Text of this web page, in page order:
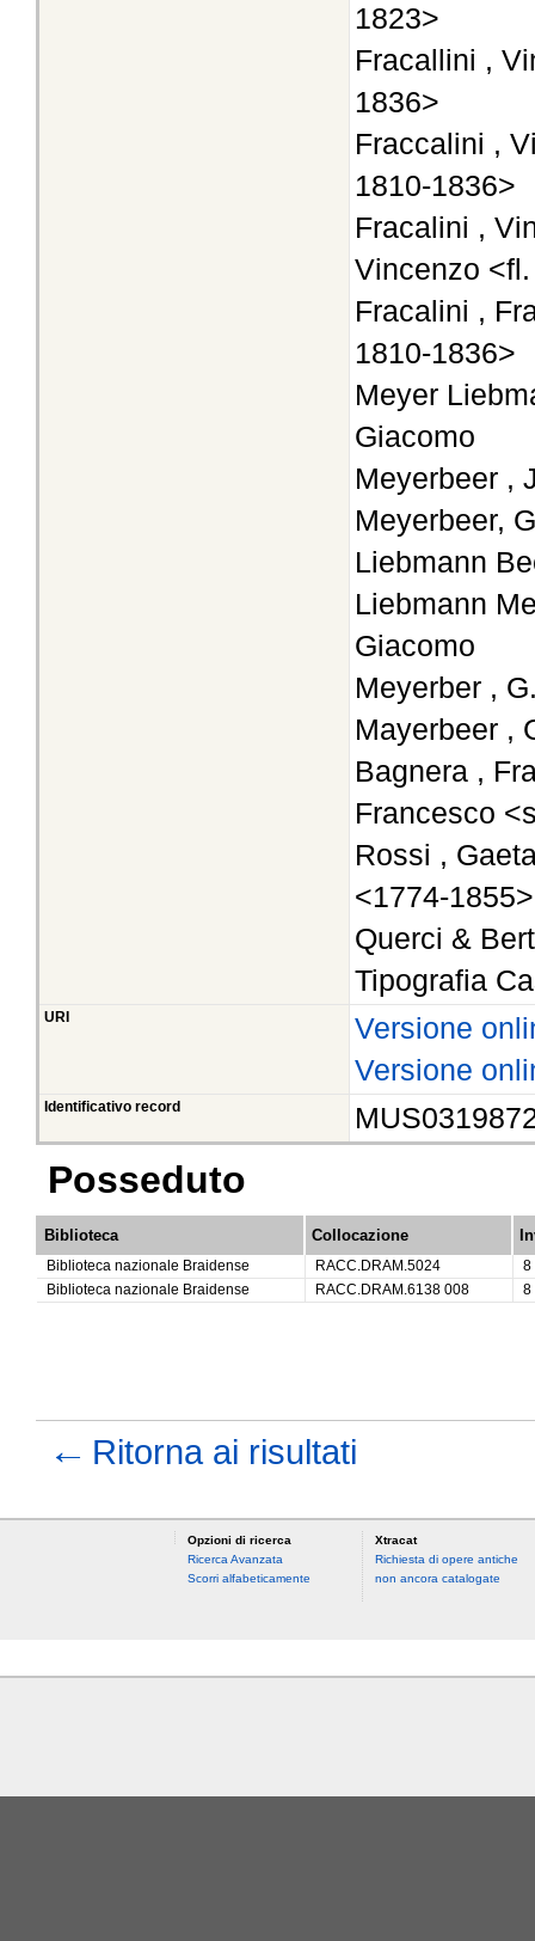
1823>
Fracallini ,
1836>
Fraccalini ,
1810-1836>
Fracalini ,
Vincenzo
Fracalini ,
1810-1836>
Meyer
Giacomo
Meyerbeer ,
Meyerbeer,
Liebmann
Liebmann
Giacomo
Meyerber ,
Mayerbeer ,
Bagnera ,
Francesco
Rossi ,
<1774-1855>
Querci &
Tipografia
URI
Versione
Versione
Identificativo record
Posseduto
Biblioteca Collocazione
Biblioteca nazionale Braidense RACC.DRAM.5024
8
Biblioteca nazionale Braidense
RACC.DRAM.6138 008 8
← Ritorna ai risultati
Opzioni di ricerca
Ricerca Avanzata
Scorri alfabeticamente
Xtracat
Richiesta di opere antiche
non ancora catalogate